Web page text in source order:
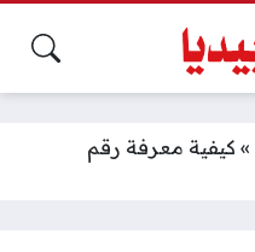
» كيفية معرفة رقم